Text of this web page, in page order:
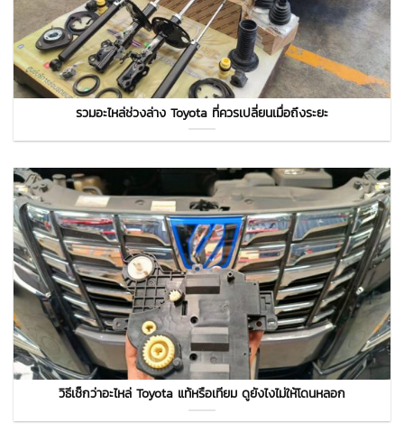
รวมอะไหล่ช่วงล่าง Toyota ที่ควรเปลี่ยนเมื่อถึงระยะ
วิธีเช็กว่าอะไหล่ Toyota แท้หรือเทียม ดูยังไงไม่ให้โดนหลอก